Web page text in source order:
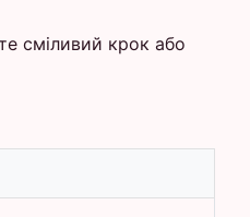
сміливий крок або